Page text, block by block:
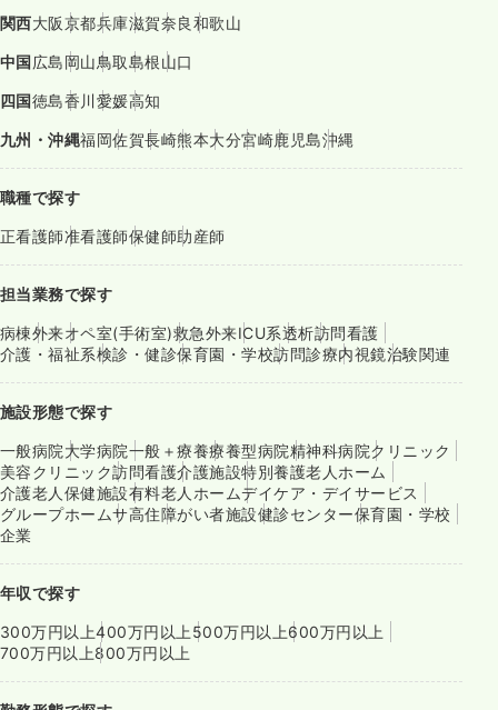
関西大阪京都兵庫滋賀奈良和歌山
中国 広島 岡山鳥取島根山口
四国徳島香川 愛媛高知
九州・沖縄福岡佐賀長崎熊本大分宮崎鹿児島沖縄
職種で探す
正看護師准看護師保健師助産師
担当業務で探す
病棟外来オペ室(手術室)救急外来ICU系透析訪問看護
介護・福祉系検診・健診保育園・学校訪問診療内視鏡治験関連
施設形態で探す
一般病院大学病院一般＋療養療養型病院精神科病院クリニック
美容クリニック訪問看護介護施設特別養護老人ホーム
介護老人保健施設有料老人ホームデイケア・デイサービス
グループホームサ高住障がい者施設健診センター保育園・学校
企業
年収で探す
300万円以上400万円以上500万円以上600万円以上
700万円以上800万円以上